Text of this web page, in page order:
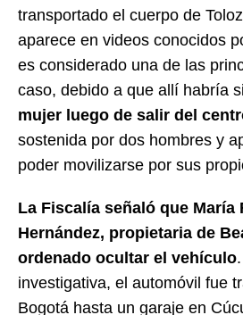
transportado el cuerpo de
aparece en videos conocidos
es considerado una de las
caso, debido a que allí habría
mujer luego de salir del
sostenida por dos hombres y
poder movilizarse por sus
La Fiscalía señaló que María
Hernández, propietaria de
ordenado ocultar el vehículo
investigativa, el automóvil fue
Bogotá hasta un garaje en